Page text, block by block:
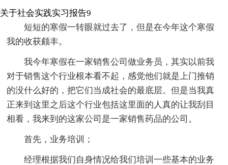
关于社会实践实习报告9
短短的寒假一转眼就过去了，但是在今年这个寒假
我的收获颇丰。
我今年寒假在一家销售公司做业务员，其实以前我
对于销售这个行业根本看不起，感觉他们就是上门推销
的没什么好的，把它们当成社会的最底层。但是当我真
正来到这里之后这个行业包括这里面的人真的让我刮目
相看，我来到的这家公司是一家销售药品的公司。
首先，业务培训；
经理根据我们自身情况给我们培训一些基本的业务